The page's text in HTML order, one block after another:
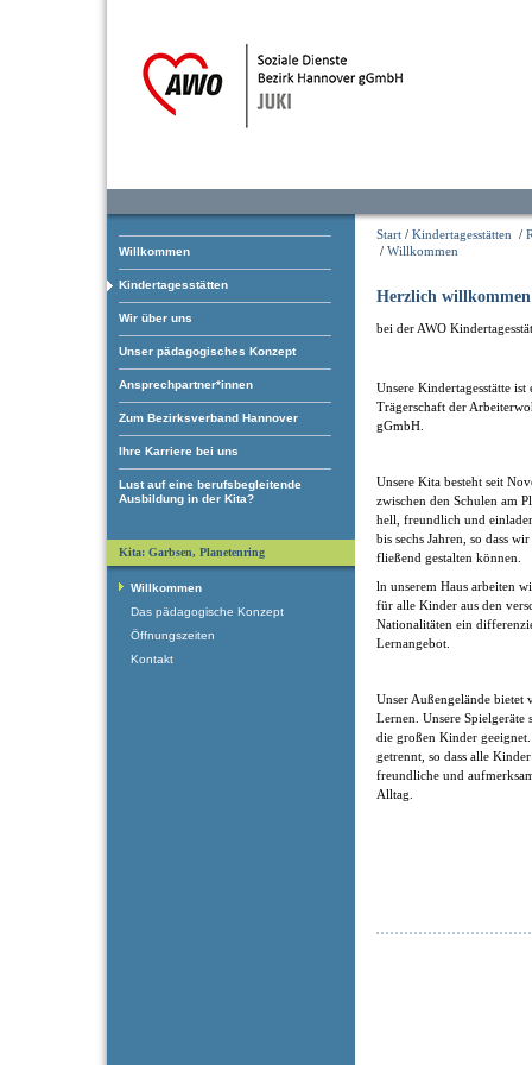
Willkommen
Kindertagesstätten
Wir über uns
Unser pädagogisches Konzept
Ansprechpartner*innen
Zum Bezirksverband Hannover
Ihre Karriere bei uns
Lust auf eine berufsbegleitende
Ausbildung in der Kita?
Start / Kindertagesstätten /
/ Willkommen
Herzlich willkommen
bei der AWO
Unsere Kindertagesstätte
Trägerschaft der
gGmbH.
Unsere Kita besteht seit
zwischen den Schulen am
hell, freundlich und
bis sechs Jahren, so dass
fließend gestalten können.
ln unserem Haus arbeiten
für alle Kinder aus den
Nationalitäten ein
Lernangebot.
Unser Außengelände bietet
Lernen. Unsere
die großen Kinder
getrennt, so dass alle
freundliche und
Alltag.
Kita: Garbsen, Planetenring
Willkommen
Das pädagogische Konzept
Öffnungszeiten
Kontakt